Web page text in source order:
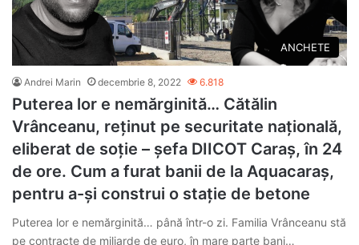
ANCHETE
Andrei Marin decembrie 8, 2022 6.818
Puterea lor e nemărginită… Cătălin
Vrânceanu, reținut pe securitate națională,
eliberat de soție – șefa DIICOT Caraș, în 24
de ore. Cum a furat banii de la Aquacaraș,
pentru a-și construi o stație de betone
Puterea lor e nemărginită… până într-o zi. Familia Vrânceanu stă
pe contracte de miliarde de euro, în mare parte bani…